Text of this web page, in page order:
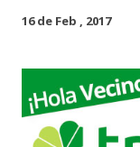
16 de Feb , 2017